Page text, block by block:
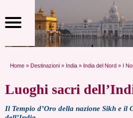
Home » Destinazioni » India » India del Nord » I
Luoghi sacri
Il Tempio d’Oro della nazione Sikh e il